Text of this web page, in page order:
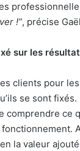
!”, précise
sur les
clients pour
se sont fixés.
ce
la valeur